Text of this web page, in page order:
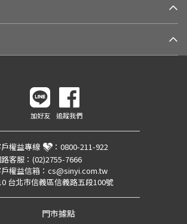
加好友 追蹤我們
權益專線 ： 0800-211-922
客服： (02)2755-7666
權益信箱： cs@sinyi.com.tw
台北市信義區信義路五段100號
門市據點